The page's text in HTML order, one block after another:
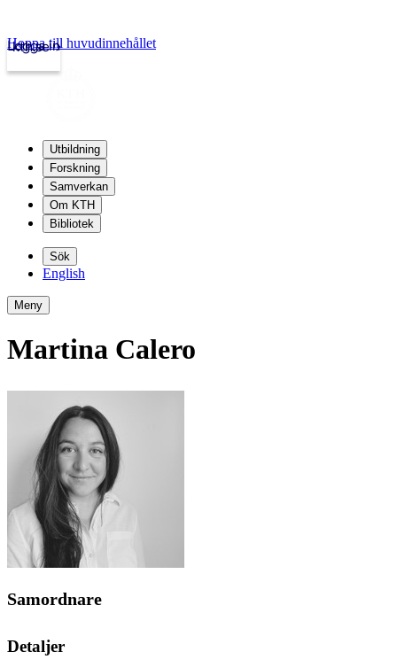
kth.se
Logga in
Hoppa till huvudinnehållet
Utbildning
Forskning
Samverkan
Om KTH
Bibliotek
Sök
English
Meny
Martina Calero
Samordnare
Detaljer